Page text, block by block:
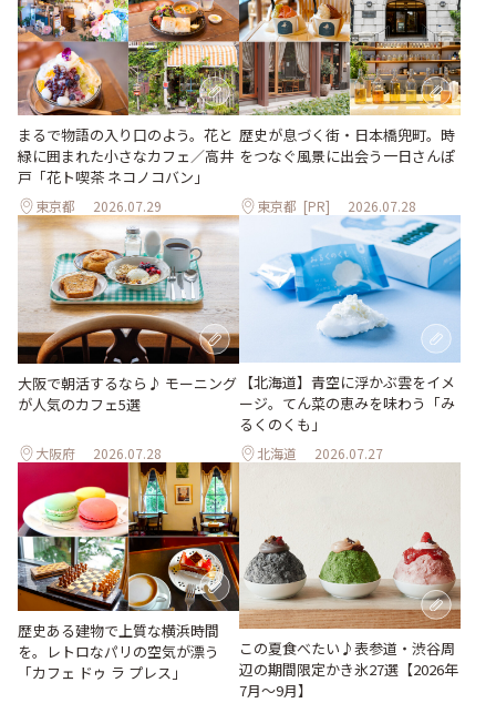
まるで物語の入り口のよう。花と
緑に囲まれた小さなカフェ／高井
戸「花ト喫茶 ネコノコバン」
東京都 2026.07.29
歴史が息づく街・日本橋兜町。時
をつなぐ風景に出会う一日さんぽ
東京都 [PR] 2026.07.28
大阪で朝活するなら♪ モーニング
が人気のカフェ5選
大阪府 2026.07.28
【北海道】青空に浮かぶ雲をイメ
ージ。てん菜の恵みを味わう「み
るくのくも」
北海道 2026.07.27
歴史ある建物で上質な横浜時間
を。レトロなパリの空気が漂う
「カフェ ドゥ ラ プレス」
この夏食べたい♪表参道・渋谷周
辺の期間限定かき氷27選【2026年
7月～9月】